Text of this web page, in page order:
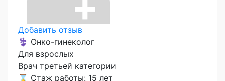
Добавить отзыв
⚕️ Онко-гинеколог
Для взрослых
Врач третьей категории
⌛ Стаж работы: 15 лет